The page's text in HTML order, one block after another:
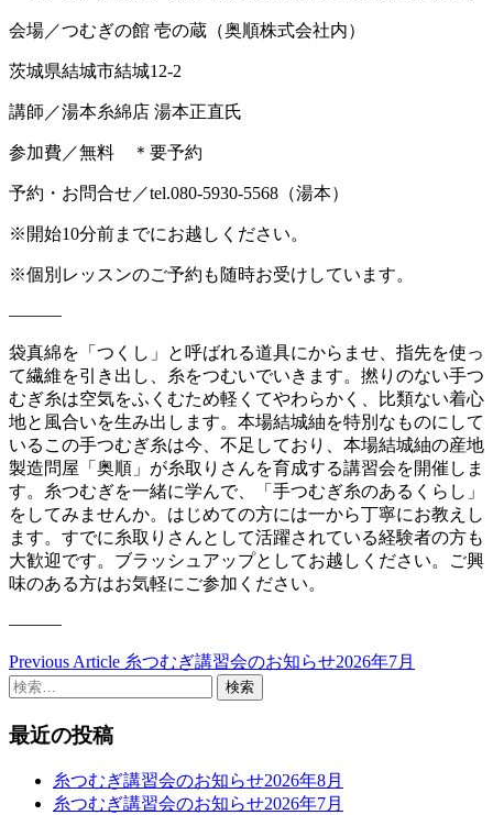
会場／つむぎの館 壱の蔵（奥順株式会社内）
茨城県結城市結城12-2
講師／湯本糸綿店 湯本正直氏
参加費／無料 ＊要予約
予約・お問合せ／tel.080-5930-5568（湯本）
※開始10分前までにお越しください。
※個別レッスンのご予約も随時お受けしています。
———
袋真綿を「つくし」と呼ばれる道具にからませ、指先を使っ
て繊維を引き出し、糸をつむいでいきます。撚りのない手つ
むぎ糸は空気をふくむため軽くてやわらかく、比類ない着心
地と風合いを生み出します。本場結城紬を特別なものにして
いるこの手つむぎ糸は今、不足しており、本場結城紬の産地
製造問屋「奥順」が糸取りさんを育成する講習会を開催しま
す。糸つむぎを一緒に学んで、「手つむぎ糸のあるくらし」
をしてみませんか。はじめての方には一から丁寧にお教えし
ます。すでに糸取りさんとして活躍されている経験者の方も
大歓迎です。ブラッシュアップとしてお越しください。ご興
味のある方はお気軽にご参加ください。
———
投
稿
ナ
Previous Article 糸つむぎ講習会のお知らせ2026年7月
検
最近の投稿
糸つむぎ講習会のお知らせ2026年8月
糸つむぎ講習会のお知らせ2026年7月